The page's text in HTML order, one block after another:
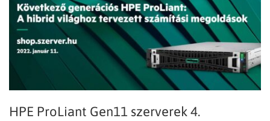
HPE ProLiant Gen11 szerverek 4.